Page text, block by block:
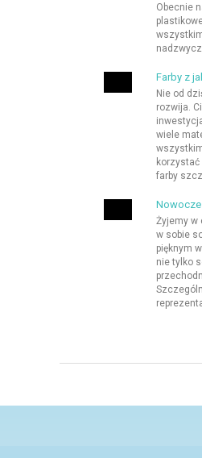
Obecnie
Farby z
Nie od
rozwija.
wiele
farby
Żyjemy w
w sobie
pięknym
nie tylko